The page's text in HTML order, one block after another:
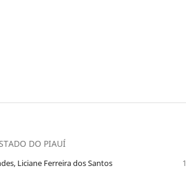
DO PIAUÍ
Liciane Ferreira dos Santos